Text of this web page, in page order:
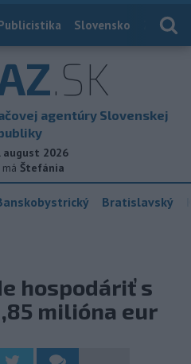
Slovensko
.SK
agentúry Slovenskej
august 2026
Štefánia
Bratislavský
hospodáriť s
milióna eur